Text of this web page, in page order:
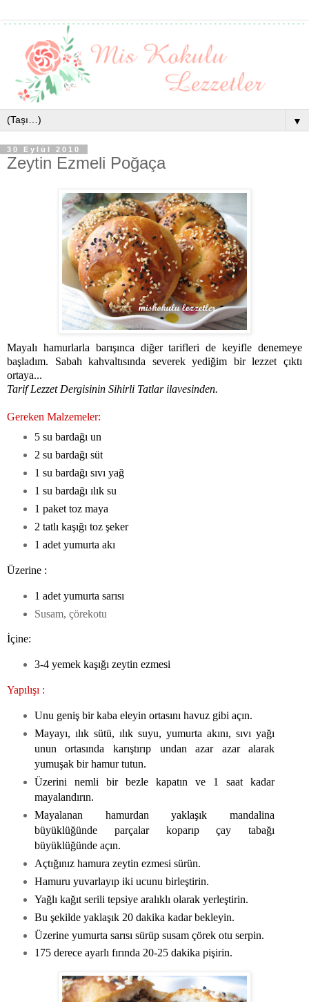
▼
30 Eylül 2010
Zeytin Ezmeli Poğaça
Mayalı hamurlarla barışınca diğer tarifleri de keyifle denemeye
başladım. Sabah kahvaltısında severek yediğim bir lezzet çıktı
ortaya...
Tarif Lezzet Dergisinin Sihirli Tatlar ilavesinden.
Gereken Malzemeler:
5 su bardağı un
2 su bardağı süt
1 su bardağı sıvı yağ
1 su bardağı ılık su
1 paket toz maya
2 tatlı kaşığı toz şeker
1 adet yumurta akı
Üzerine :
1 adet yumurta sarısı
Susam, çörekotu
İçine:
3-4 yemek kaşığı zeytin ezmesi
Yapılışı :
Unu geniş bir kaba eleyin ortasını havuz gibi açın.
Mayayı, ılık sütü, ılık suyu, yumurta akını, sıvı yağı
unun ortasında karıştırıp undan azar azar alarak
yumuşak bir hamur tutun.
Üzerini nemli bir bezle kapatın ve 1 saat kadar
mayalandırın.
Mayalanan hamurdan yaklaşık mandalina
büyüklüğünde parçalar koparıp çay tabağı
büyüklüğünde açın.
Açtığınız hamura zeytin ezmesi sürün.
Hamuru yuvarlayıp iki ucunu birleştirin.
Yağlı kağıt serili tepsiye aralıklı olarak yerleştirin.
Bu şekilde yaklaşık 20 dakika kadar bekleyin.
Üzerine yumurta sarısı sürüp susam çörek otu serpin.
175 derece ayarlı fırında 20-25 dakika pişirin.